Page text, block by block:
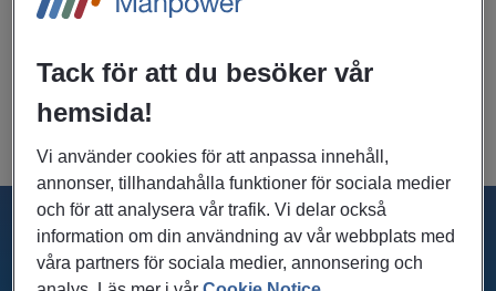
extrajobb och event. Vi finns här för företag i behov av
nära Kristianstad. Genom Manpower Matchning kan du
även få hjälp med hur du som arbetssökande ska kunna ta
ett steg närmare nästa jobb.
Få stöd på vägen till jobb via Rusta
Tack för att du besöker vår
hemsida!
Vi använder cookies för att anpassa innehåll,
annonser, tillhandahålla funktioner för sociala medier
och för att analysera vår trafik. Vi delar också
information om din användning av vår webbplats med
våra partners för sociala medier, annonsering och